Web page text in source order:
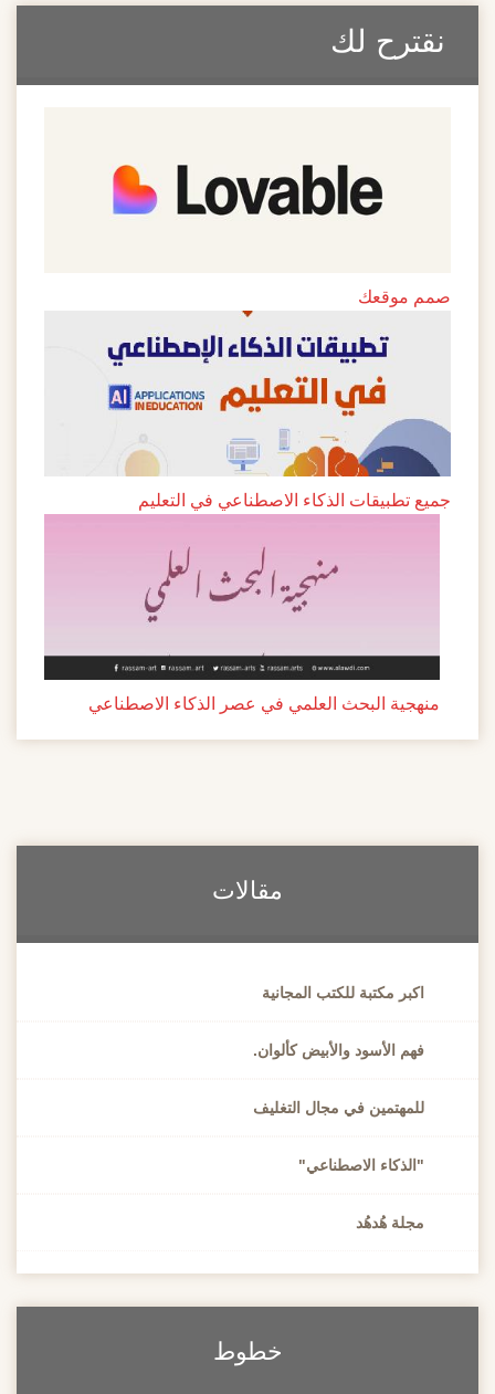
نقترح لك
صمم موقعك
جميع تطبيقات الذكاء الاصطناعي في التعليم
منهجية البحث العلمي في عصر الذكاء الاصطناعي
مقالات
اكبر مكتبة للكتب المجانية
فهم الأسود والأبيض كألوان.
للمهتمين في مجال التغليف
"الذكاء الاصطناعي"
مجلة هُدهُد
خطوط